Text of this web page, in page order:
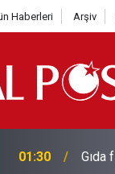
Haberleri Arşiv
01:26